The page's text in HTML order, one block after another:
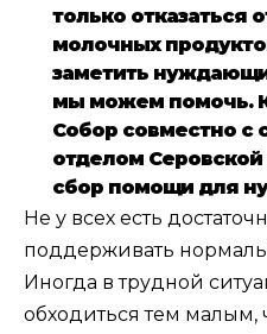
только отказаться
молочных
заметить
мы можем помочь.
Собор совместно с
отделом
сбор помощи для
Не у всех есть
поддерживать
Иногда в трудной
обходиться тем малым,